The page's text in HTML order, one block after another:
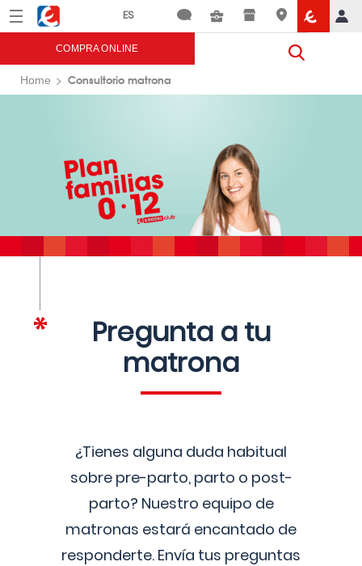
Menú Eroski
COMPRA ONLINE
Home Consultorio matrona
Pregunta a tu
matrona
¿Tienes alguna duda habitual
sobre pre-parto, parto o post-
parto? Nuestro equipo de
matronas estará encantado de
responderte. Envía tus preguntas